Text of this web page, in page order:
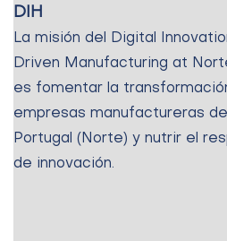
DIH
La misión del Digital
Driven Manufacturing at
es fomentar la
empresas manufactureras
Portugal (Norte) y nutrir el
de innovación.